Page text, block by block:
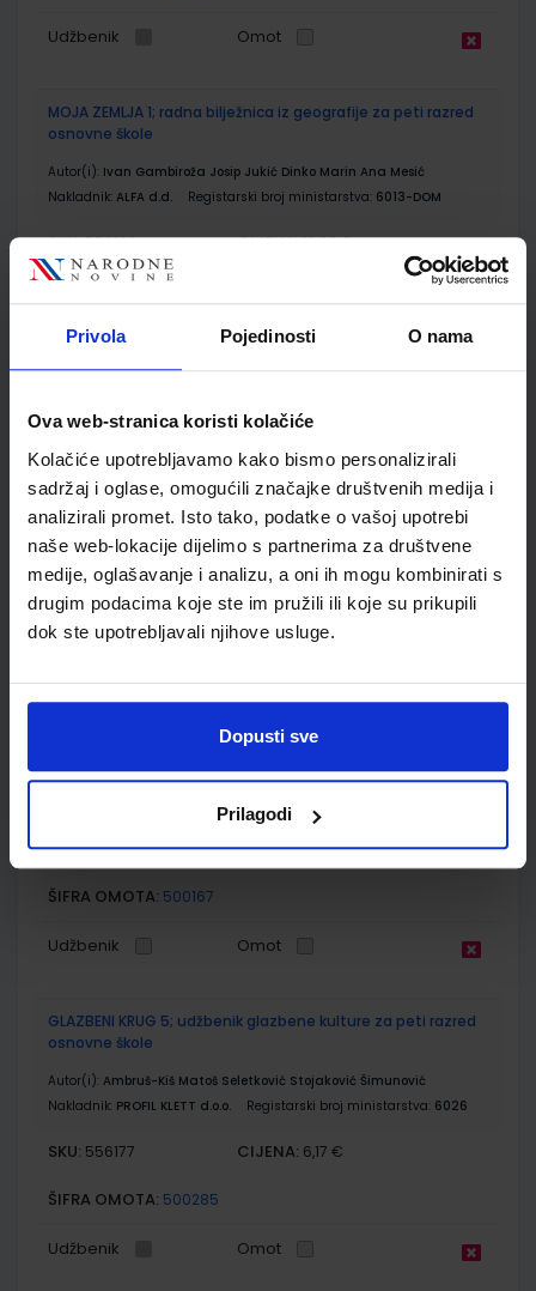
Privola Pojedinosti O nama
Ova web-stranica koristi kolačiće
Kolačiće upotrebljavamo kako bismo personalizirali
sadržaj i oglase, omogućili značajke društvenih medija i
analizirali promet. Isto tako, podatke o vašoj upotrebi
naše web-lokacije dijelimo s partnerima za društvene
medije, oglašavanje i analizu, a oni ih mogu kombinirati s
drugim podacima koje ste im pružili ili koje su prikupili
dok ste upotrebljavali njihove usluge.
Dopusti sve
Prilagodi
Udžbenik Omot
MOJA ZEMLJA 1; radna bilježnica iz geografije za peti razred
osnovne škole
Autor(i): Ivan Gambiroža Josip Jukić Dinko Marin Ana Mesić
Nakladnik: ALFA d.d. Registarski broj ministarstva: 6013-DOM
SKU:556166 CIJENA:12,00 €
Udžbenik Omot
POVIJEST 5; udžbenik iz povijesti za peti razred osnovne
Birin Glazer Šarlija A.Finek D.Finek
Nakladnik: ALFA d.d. Registarski broj ministarstva:6462
SKU:556464 CIJENA:12,33 €
ŠIFRA OMOTA: 500179
Udžbenik Omot
Autor(i):Birin Katarina Glazer Šarlija Finek Finek
SKU:556489 CIJENA:12,00 €
ŠIFRA OMOTA: 500167
Udžbenik Omot
GLAZBENI KRUG 5; udžbenik glazbene kulture za peti razred
osnovne škole
Autor(i): Ambruš-Kiš Matoš Seletković Stojaković Šimunović
Nakladnik: PROFIL KLETT d.o.o. Registarski broj ministarstva: 6026
SKU: 556177 CIJENA: 6,17 €
ŠIFRA OMOTA: 500285
Udžbenik Omot